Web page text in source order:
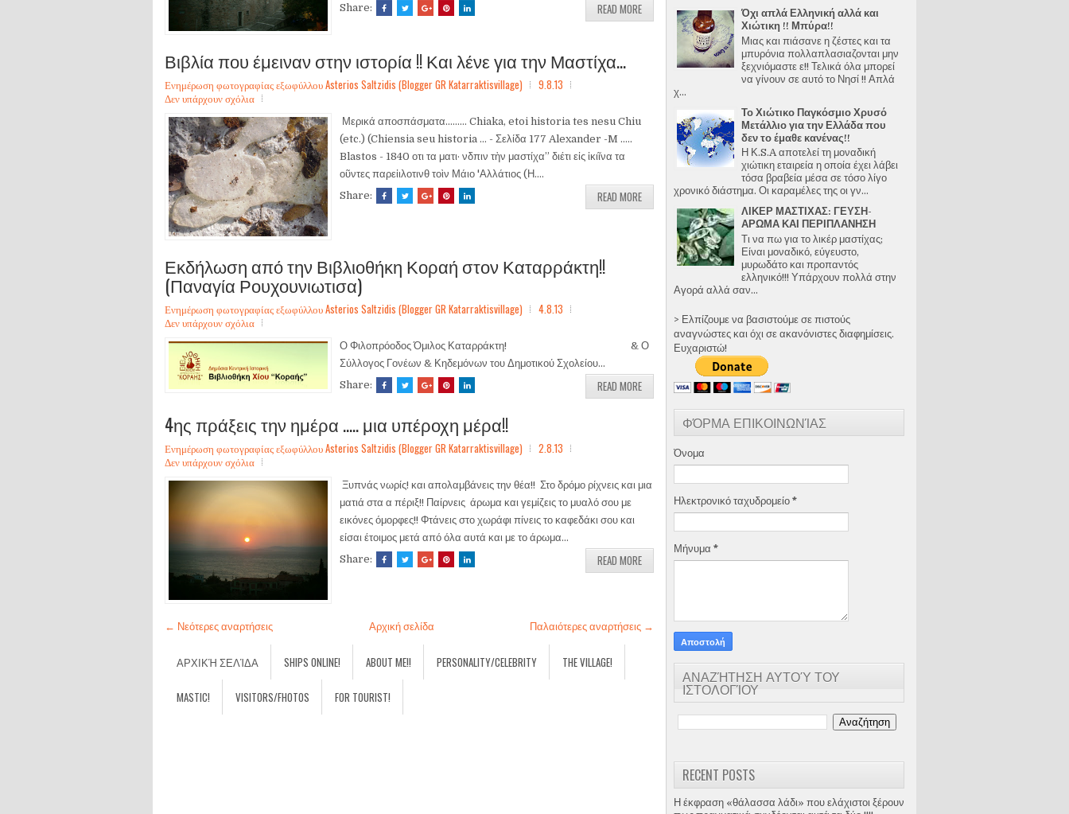
Share:
READ MORE
Βιβλία που έμειναν στην ιστορία !! Και λένε για την Μαστίχα...
Ενημέρωση φωτογραφίας εξωφύλλου Asterios Saltzidis (Blogger GR Katarraktisvillage)
9.8.13
Δεν υπάρχουν σχόλια
Μερικά αποσπάσματα......... Chiaka, etoi historia tes nesu Chiu
(etc.) (Chiensia seu historia ... - Σελίδα 177 Alexander -M .....
Blastos - 1840 οτι τα ματι· νδπιν τὴν μαστίχα” διέτι εἰς ἱκιῖνα τα
οῦντες παρεἰιλοτινθ τοὶν Μάιο 'Αλλάτιος (Η....
Share:
READ MORE
Εκδήλωση από την Βιβλιοθήκη Κοραή στον Καταρράκτη!!
(Παναγία Ρουχουνιωτισα)
Ενημέρωση φωτογραφίας εξωφύλλου Asterios Saltzidis (Blogger GR Katarraktisvillage)
4.8.13
Δεν υπάρχουν σχόλια
Ο Φιλοπρόοδος Όμιλος Καταρράκτη! & Ο
Σύλλογος Γονέων & Κηδεμόνων του Δημοτικού Σχολείου...
Share:
READ MORE
4ης πράξεις την ημέρα ..... μια υπέροχη μέρα!!
Ενημέρωση φωτογραφίας εξωφύλλου Asterios Saltzidis (Blogger GR Katarraktisvillage)
2.8.13
Δεν υπάρχουν σχόλια
Ξυπνάς νωρίς! και απολαμβάνεις την θέα!! Στο δρόμο ρίχνεις και μια
ματιά στα α πέριξ!! Παίρνεις άρωμα και γεμίζεις το μυαλό σου με
εικόνες όμορφες!! Φτάνεις στο χωράφι πίνεις το καφεδάκι σου και
είσαι έτοιμος μετά από όλα αυτά και με το άρωμα...
Share:
READ MORE
← Νεότερες αναρτήσεις Παλαιότερες αναρτήσεις →
Αρχική σελίδα
ΑΡΧΙΚΉ ΣΕΛΊΔΑ SHIPS ONLINE! ABOUT ME!! PERSONALITY/CELEBRITY THE VILLAGE!
MASTIC! VISITORS/FHOTOS FOR TOURIST!
Όχι απλά Ελληνική αλλά και
Χιώτικη !! Μπύρα!!
Μιας και πιάσανε η ζέστες και τα
μπυρόνια πολλαπλασιαζονται μην
ξεχνιόμαστε ε!! Τελικά όλα μπορεί
να γίνουν σε αυτό το Νησί !! Απλά
χ...
Το Χιώτικο Παγκόσμιο Χρυσό
Μετάλλιο για την Ελλάδα που
δεν το έμαθε κανένας!!
Η Κ.S.A αποτελεί τη μοναδική
χιώτικη εταιρεία η οποία έχει λάβει
τόσα βραβεία μέσα σε τόσο λίγο
χρονικό διάστημα. Οι καραμέλες της οι γν...
ΛΙΚΕΡ ΜΑΣΤΙΧΑΣ: ΓΕΥΣΗ-
ΑΡΩΜΑ ΚΑΙ ΠΕΡΙΠΛΑΝΗΣΗ
Τι να πω για το λικέρ μαστίχας;
Είναι μοναδικό, εύγευστο,
μυρωδάτο και προπαντός
ελληνικό!!! Υπάρχουν πολλά στην
Αγορά αλλά σαν...
> Ελπίζουμε να βασιστούμε σε πιστούς
αναγνώστες και όχι σε ακανόνιστες διαφημίσεις.
Ευχαριστώ!
ΦΌΡΜΑ ΕΠΙΚΟΙΝΩΝΊΑΣ
Όνομα
Ηλεκτρονικό ταχυδρομείο *
Μήνυμα *
ΑΝΑΖΉΤΗΣΗ ΑΥΤΟΎ ΤΟΥ
ΙΣΤΟΛΟΓΊΟΥ
RECENT POSTS
Η έκφραση «θάλασσα λάδι» που ελάχιστοι ξέρουν